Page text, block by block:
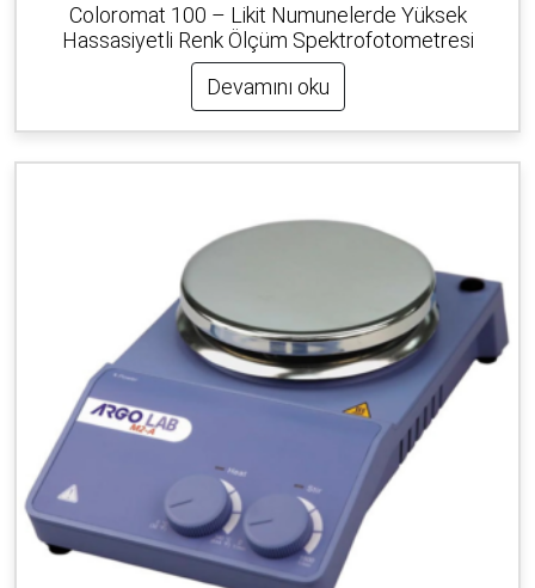
Coloromat 100 – Likit Numunelerde Yüksek
Hassasiyetli Renk Ölçüm Spektrofotometresi
Devamını oku